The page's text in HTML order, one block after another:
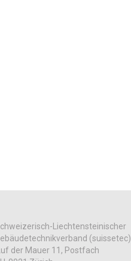
Liechtensteinischer
(suissetec)
der Mauer 11, Postfach